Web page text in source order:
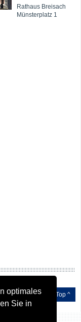
optimales
Sie in
Rathaus Breisach
Münsterplatz 1
Top ^